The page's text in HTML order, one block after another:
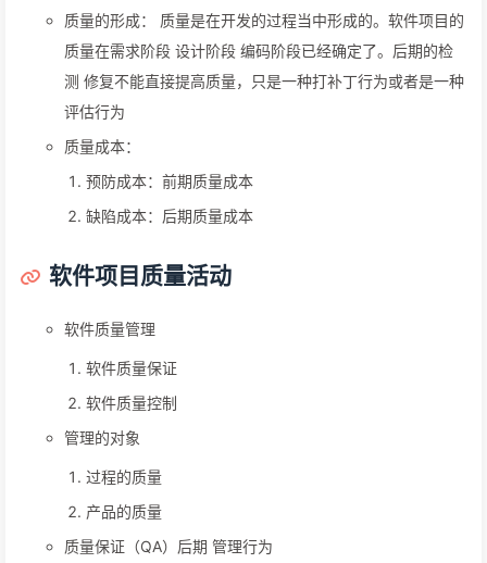
质量的形成： 质量是在开发的过程当中形成的。软件项目的
质量在需求阶段 设计阶段 编码阶段已经确定了。后期的检
测 修复不能直接提高质量，只是一种打补丁行为或者是一种
评估行为
质量成本：
预防成本：前期质量成本
缺陷成本：后期质量成本
软件项目质量活动
软件质量管理
软件质量保证
软件质量控制
管理的对象
过程的质量
产品的质量
质量保证（QA）后期 管理行为